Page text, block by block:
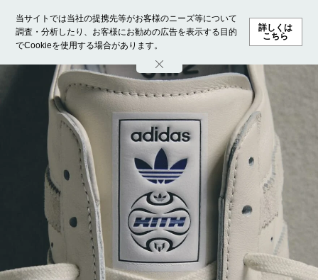
当サイトでは当社の提携先等がお客様のニーズ等について
調査・分析したり、お客様にお勧めの広告を表示する目的
でCookieを使用する場合があります。
詳しくは
こちら
ホーム モデル募集 ランキング ファッション ビューテ